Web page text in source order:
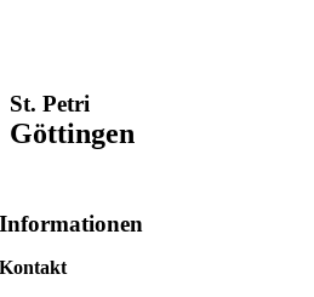
St. Petri
Göttingen
Informationen
Kontakt